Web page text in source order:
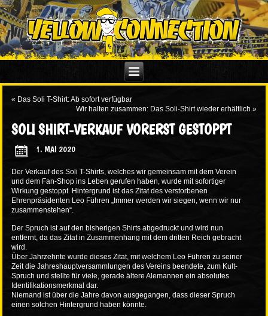
« Das Soli T-Shirt: Ab sofort verfügbar
Wir halten zusammen: Das Soli-Shirt wieder erhältlich »
SOLI SHIRT-VERKAUF VORERST GESTOPPT
1. MAI 2020
Der Verkauf des Soli T-Shirts, welches wir gemeinsam mit dem Verein
und dem Fan-Shop ins Leben gerufen haben, wurde mit sofortiger
Wirkung gestoppt. Hintergrund ist das Zitat des verstorbenen
Ehrenpräsidenten Leo Führen „Immer werden wir siegen, wenn wir nur
zusammenstehen“.
Der Spruch ist auf den bisherigen Shirts abgedruckt und wird nun
entfernt, da das Zitat in Zusammenhang mit dem dritten Reich gebracht
wird.
Über Jahrzehnte wurde dieses Zitat, mit welchem Leo Führen zu seiner
Zeit die Jahreshauptversammlungen des Vereins beendete, zum Kult-
Spruch und stellte für viele, gerade ältere Alemannen ein absolutes
Identifikationsmerkmal dar.
Niemand ist über die Jahre davon ausgegangen, dass dieser Spruch
einen solchen Hintergrund haben könnte.